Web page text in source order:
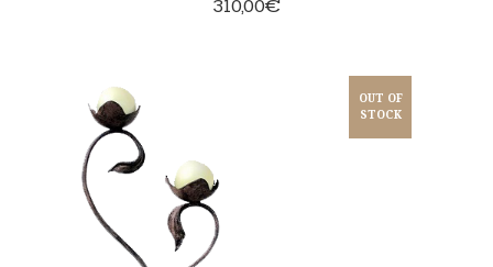
310,00€
OUT OF
STOCK
PER SAPERNE DI PIÙ